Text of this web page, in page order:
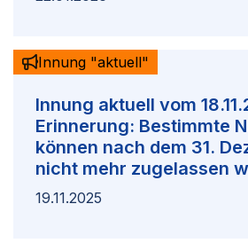
Innung aktuell vom
Erinnerung: Bestimmte
können nach dem 31.
nicht mehr zugelassen
Innung "aktuell"
19.11.2025